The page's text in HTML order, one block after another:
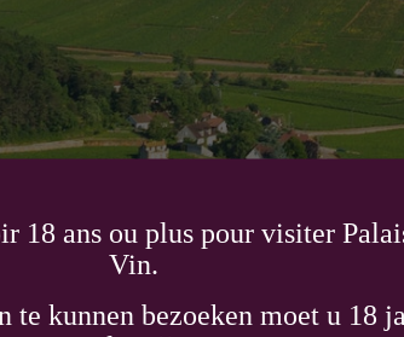
18 ans ou plus pour visiter
Vin.
te kunnen bezoeken moet u 18